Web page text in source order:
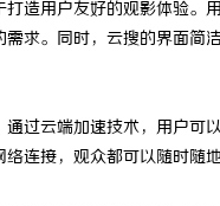
造用户友好的观影体验
求。同时，云搜的界面
过云端加速技术，用户
连接，观众都可以随时随